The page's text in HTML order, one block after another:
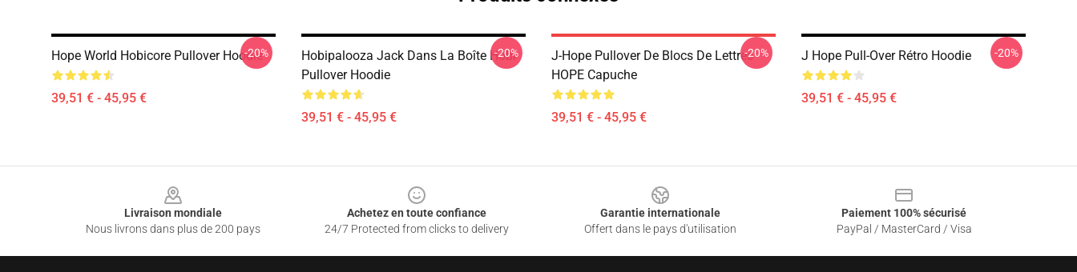
Hope World Hobicore Pullover Hoodie
39,51 € - 45,95 €
-20%
Hobipalooza Jack Dans La Boîte Hobi
Pullover Hoodie
39,51 € - 45,95 €
-20%
J-Hope Pullover De Blocs De Lettres
HOPE Capuche
39,51 € - 45,95 €
-20% J Hope Pull-Over Rétro Hoodie
39,51 € - 45,95 €
-20%
Livraison mondiale
Nous livrons dans plus de 200 pays
Achetez en toute confiance
24/7 Protected from clicks to delivery
Garantie internationale
Offert dans le pays d'utilisation
Paiement 100% sécurisé
PayPal / MasterCard / Visa